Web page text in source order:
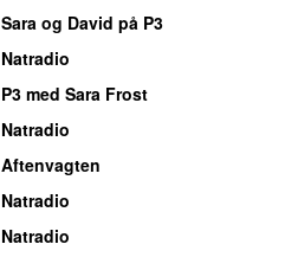
Sara og David på P3
Natradio
P3 med Sara Frost
Natradio
Aftenvagten
Natradio
Natradio